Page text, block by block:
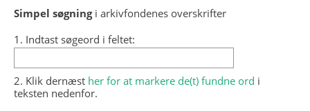
Simpel søgningi arkivfondenes overskrifter
1. Indtast søgeord i feltet:
2. Klik dernæst her for at markere de(t) fundne ord i
teksten nedenfor.